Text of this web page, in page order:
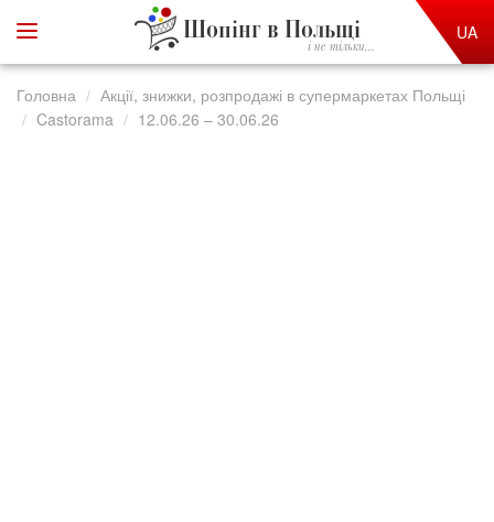
Шопінг в Польщі
і не тільки...
UA
Головна
Акції, знижки, розпродажі в супермаркетах Польщі
Castorama
12.06.26 – 30.06.26